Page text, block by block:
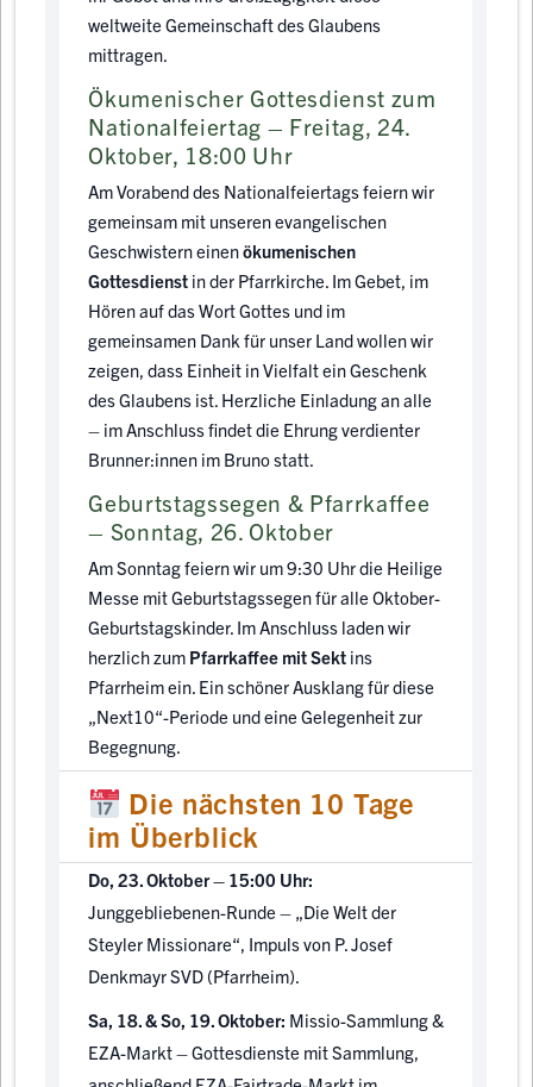
weltweite Gemeinschaft des Glaubens
mittragen.
Ökumenischer Gottesdienst zum
Nationalfeiertag – Freitag, 24.
Oktober, 18:00 Uhr
Am Vorabend des Nationalfeiertags feiern wir
gemeinsam mit unseren evangelischen
Geschwistern einenökumenischen
Gottesdienst in der Pfarrkirche. Im Gebet, im
Hören auf das Wort Gottes und im
gemeinsamen Dank für unser Land wollen wir
zeigen, dass Einheit in Vielfalt ein Geschenk
des Glaubens ist. Herzliche Einladung an alle
– im Anschluss findet die Ehrung verdienter
Brunner:innen im Bruno statt.
Geburtstagssegen & Pfarrkaffee
– Sonntag, 26. Oktober
Am Sonntag feiern wir um 9:30 Uhr die Heilige
Messe mit Geburtstagssegen für alle Oktober-
Geburtstagskinder. Im Anschluss laden wir
herzlich zum Pfarrkaffee mit Sekt ins
Pfarrheim ein. Ein schöner Ausklang für diese
„Next10“-Periode und eine Gelegenheit zur
Begegnung.
Die nächsten 10 Tage
im Überblick
Do, 23. Oktober – 15:00 Uhr:
Junggebliebenen-Runde – „Die Welt der
Steyler Missionare“, Impuls von P. Josef
Denkmayr SVD (Pfarrheim).
Sa, 18. & So, 19. Oktober: Missio-Sammlung &
EZA-Markt – Gottesdienste mit Sammlung,